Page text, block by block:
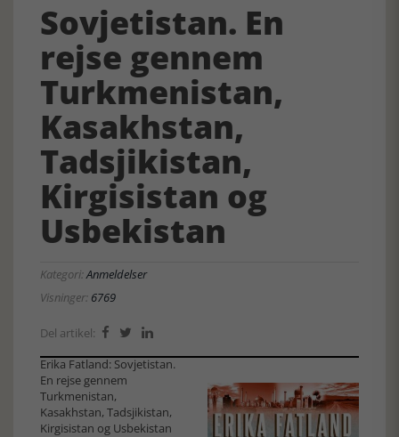
Sovjetistan. En
rejse gennem
Turkmenistan,
Kasakhstan,
Tadsjikistan,
Kirgisistan og
Usbekistan
Kategori:Anmeldelser
Visninger: 6769
Del artikel:   
Erika Fatland: Sovjetistan.
En rejse gennem
Turkmenistan,
Kasakhstan, Tadsjikistan,
Kirgisistan og Usbekistan